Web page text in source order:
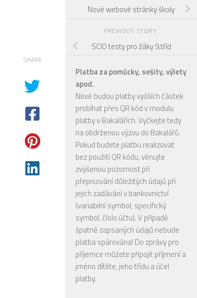
SHARE
Nové webové stránky školy
PREVIOUS STORY
SCIO testy pro žáky 9.tříd
Platba za pomůcky, sešity, výlety
apod.
Nově budou platby vyšších částek
probíhat přes QR kód v modulu
platby v Bakalářích. Vyčkejte tedy
na obdrženou výzvu do Bakalářů.
Pokud budete platbu realizovat
bez použití QR kódu, věnujte
zvýšenou pozornost při
přepisování důležitých údajů při
jejich zadávání v bankovnictví
(variabilní symbol, specifický
symbol, číslo účtu). V případě
špatně zapsaných údajů nebude
platba spárována! Do zprávy pro
příjemce můžete připojit příjmení a
jméno dítěte, jeho třídu a účel
platby.